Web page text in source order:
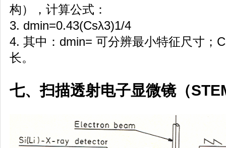
构），计算公式：
3. dmin=0.43(Csλ3)1/4
4. 其中：dmin= 可分辨最小特征尺寸；
长。
七、扫描透射电子显微镜（